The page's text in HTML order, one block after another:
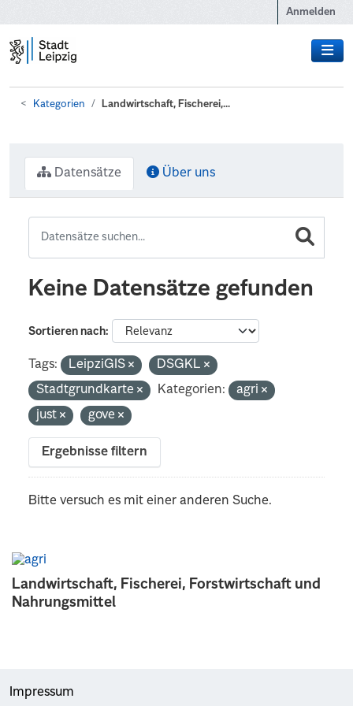
Anmelden
Kategorien Landwirtschaft, Fischerei,...
Landwirtschaft, Fischerei, Forstwirtschaft und
Nahrungsmittel
Datensätze Über uns
Keine Datensätze gefunden
Sortieren nach
Tags: LeipziGIS
DSGKL
Stadtgrundkarte
Kategorien:
agri
just
gove
Ergebnisse filtern
Bitte versuch es mit einer anderen Suche.
Impressum